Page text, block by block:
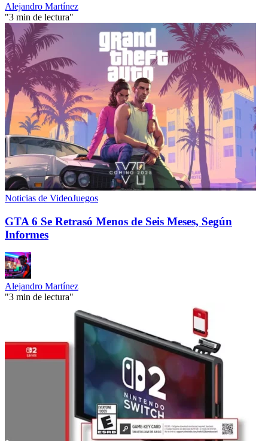
Alejandro Martínez
"3 min de lectura"
Noticias de VideoJuegos
GTA 6 Se Retrasó Menos de Seis Meses, Según
Informes
Alejandro Martínez
"3 min de lectura"